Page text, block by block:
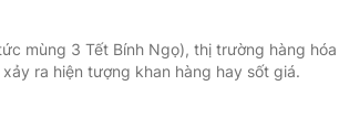
mùng 3 Tết Bính Ngọ), thị trường hàng
ra hiện tượng khan hàng hay sốt giá.